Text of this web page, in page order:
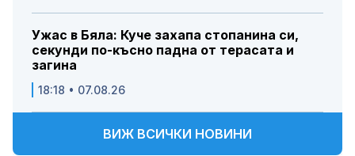
Ужас в Бяла: Куче захапа стопанина си,
секунди по-късно падна от терасата и
загина
18:18 • 07.08.26
ВИЖ ВСИЧКИ НОВИНИ